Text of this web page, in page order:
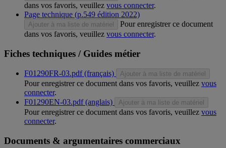
dans vos favoris, veuillez vous connecter.
Page technique (p.549 édition 2022)
Ajouter à ma liste de matériel
Pour enregistrer ce document
dans vos favoris, veuillez vous connecter.
Fiches techniques / Guides métier
F01290FR-03.pdf (français) Ajouter à ma liste de matériel
Pour enregistrer ce document dans vos favoris, veuillez vous
connecter.
F01290EN-03.pdf (anglais)
Ajouter à ma liste de matériel
Pour enregistrer ce document dans vos favoris, veuillez vous
connecter.
Documents & argumentaires commerciaux